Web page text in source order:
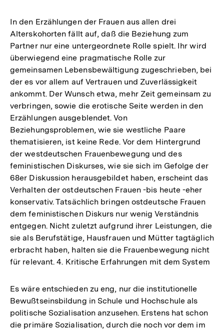
In den Erzählungen der Frauen aus allen drei
Alterskohorten fällt auf, daß die Beziehung zum
Partner nur eine untergeordnete Rolle spielt. Ihr wird
überwiegend eine pragmatische Rolle zur
gemeinsamen Lebensbewältigung zugeschrieben, bei
der es vor allem auf Vertrauen und Zuverlässigkeit
ankommt. Der Wunsch etwa, mehr Zeit gemeinsam zu
verbringen, sowie die erotische Seite werden in den
Erzählungen ausgeblendet. Von
Beziehungsproblemen, wie sie westliche Paare
thematisieren, ist keine Rede. Vor dem Hintergrund
der westdeutschen Frauenbewegung und des
feministischen Diskurses, wie sie sich im Gefolge der
68er Diskussion herausgebildet haben, erscheint das
Verhalten der ostdeutschen Frauen -bis heute -eher
konservativ. Tatsächlich bringen ostdeutsche Frauen
dem feministischen Diskurs nur wenig Verständnis
entgegen. Nicht zuletzt aufgrund ihrer Leistungen, die
sie als Berufstätige, Hausfrauen und Mütter tagtäglich
erbracht haben, halten sie die Frauenbewegung nicht
für relevant. 4. Kritische Erfahrungen mit dem System
Es wäre entschieden zu eng, nur die institutionelle
Bewußtseinsbildung in Schule und Hochschule als
politische Sozialisation anzusehen. Erstens hat schon
die primäre Sozialisation, durch die noch vor dem im